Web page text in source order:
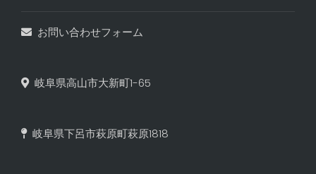
お問い合わせフォーム
岐阜県高山市大新町1-65
岐阜県下呂市萩原町萩原1818